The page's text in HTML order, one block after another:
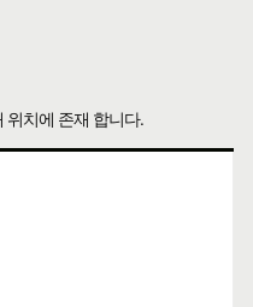
위치에 존재 합니다.